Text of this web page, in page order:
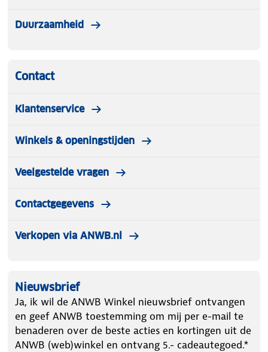
Duurzaamheid
Contact
Klantenservice
Winkels & openingstijden
Veelgestelde vragen
Contactgegevens
Verkopen via ANWB.nl
Nieuwsbrief
Ja, ik wil de ANWB Winkel nieuwsbrief ontvangen
en geef ANWB toestemming om mij per e-mail te
benaderen over de beste acties en kortingen uit de
ANWB (web)winkel en ontvang 5.- cadeautegoed.*